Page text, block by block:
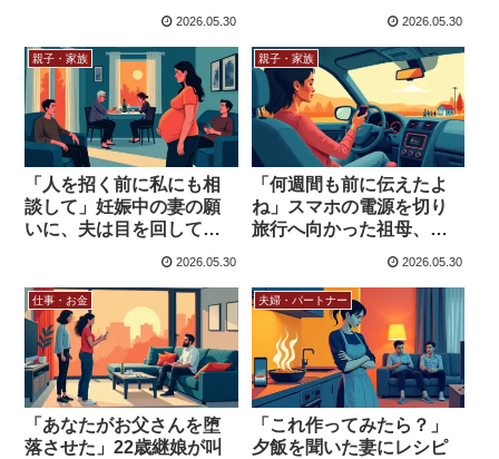
2026.05.30 2026.05.30
親子・家族
「人を招く前に私にも相
談して」妊娠中の妻の願
いに、夫は目を回して
2026.05.30
親子・家族
「何週間も前に伝えたよ
ね」スマホの電源を切り
旅行へ向かった祖母、海
2026.05.30
仕事・お金
「あなたがお父さんを堕
落させた」22歳継娘が叫
夫婦・パートナー
「これ作ってみたら？」
夕飯を聞いた妻にレシピ